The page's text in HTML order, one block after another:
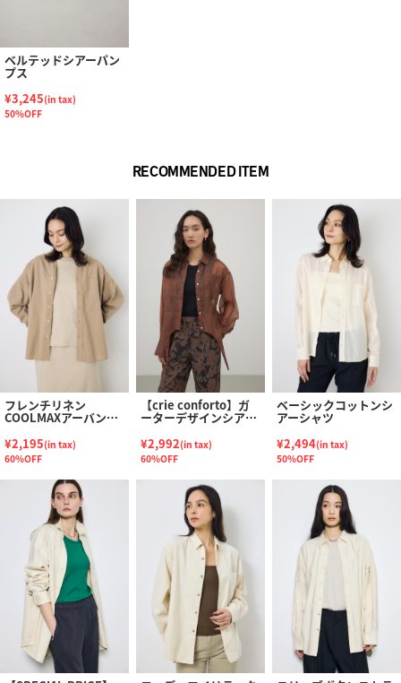
ベルテッドシアーパン
プス
¥3,245(in tax)
50%OFF
RECOMMENDED ITEM
フレンチリネン
COOLMAXアーバンリ
ラックスシャツ
¥2,195(in tax)
60%OFF
【crie conforto】ガ
ーターデザインシアー
ショートシャツ
¥2,992(in tax)
60%OFF
ベーシックコットンシ
アーシャツ
¥2,494(in tax)
50%OFF